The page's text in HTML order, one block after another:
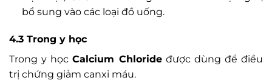
bổ sung vào các loại đồ uống.
4.3 Trong y học
Trong y họcCalcium Chlorideđược dùng để điều
trị chứng giảm canxi máu.